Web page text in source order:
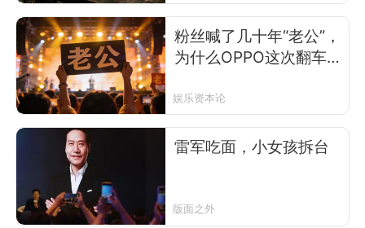
粉丝喊了几十年“老公”，
为什么OPPO这次翻车
娱乐资本论
雷军吃面，小女孩拆台
版面之外